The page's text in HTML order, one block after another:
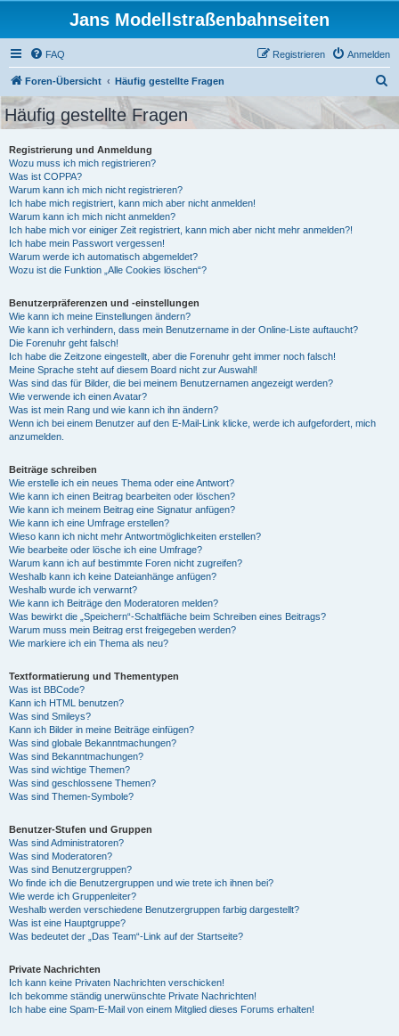
Jans Modellstraßenbahnseiten
FAQ Anmelden
Registrieren
Foren-Übersicht Häufig gestellte Fragen
c
Häufig gestellte Fragen
Registrierung und Anmeldung
Wozu muss ich mich registrieren?
Was ist COPPA?
Warum kann ich mich nicht registrieren?
Ich habe mich registriert, kann mich aber nicht anmelden!
Warum kann ich mich nicht anmelden?
Ich habe mich vor einiger Zeit registriert, kann mich aber nicht mehr anmelden?!
Ich habe mein Passwort vergessen!
Warum werde ich automatisch abgemeldet?
Wozu ist die Funktion „Alle Cookies löschen“?
Benutzerpräferenzen und -einstellungen
Wie kann ich meine Einstellungen ändern?
Wie kann ich verhindern, dass mein Benutzername in der Online-Liste auftaucht?
Die Forenuhr geht falsch!
Ich habe die Zeitzone eingestellt, aber die Forenuhr geht immer noch falsch!
Meine Sprache steht auf diesem Board nicht zur Auswahl!
Was sind das für Bilder, die bei meinem Benutzernamen angezeigt werden?
Wie verwende ich einen Avatar?
Was ist mein Rang und wie kann ich ihn ändern?
Wenn ich bei einem Benutzer auf den E-Mail-Link klicke, werde ich aufgefordert, mich
anzumelden.
Beiträge schreiben
Wie erstelle ich ein neues Thema oder eine Antwort?
Wie kann ich einen Beitrag bearbeiten oder löschen?
Wie kann ich meinem Beitrag eine Signatur anfügen?
Wie kann ich eine Umfrage erstellen?
Wieso kann ich nicht mehr Antwortmöglichkeiten erstellen?
Wie bearbeite oder lösche ich eine Umfrage?
Warum kann ich auf bestimmte Foren nicht zugreifen?
Weshalb kann ich keine Dateianhänge anfügen?
Weshalb wurde ich verwarnt?
Wie kann ich Beiträge den Moderatoren melden?
Was bewirkt die „Speichern“-Schaltfläche beim Schreiben eines Beitrags?
Warum muss mein Beitrag erst freigegeben werden?
Wie markiere ich ein Thema als neu?
Textformatierung und Thementypen
Was ist BBCode?
Kann ich HTML benutzen?
Was sind Smileys?
Kann ich Bilder in meine Beiträge einfügen?
Was sind globale Bekanntmachungen?
Was sind Bekanntmachungen?
Was sind wichtige Themen?
Was sind geschlossene Themen?
Was sind Themen-Symbole?
Benutzer-Stufen und Gruppen
Was sind Administratoren?
Was sind Moderatoren?
Was sind Benutzergruppen?
Wo finde ich die Benutzergruppen und wie trete ich ihnen bei?
Wie werde ich Gruppenleiter?
Weshalb werden verschiedene Benutzergruppen farbig dargestellt?
Was ist eine Hauptgruppe?
Was bedeutet der „Das Team“-Link auf der Startseite?
Private Nachrichten
Ich kann keine Privaten Nachrichten verschicken!
Ich bekomme ständig unerwünschte Private Nachrichten!
Ich habe eine Spam-E-Mail von einem Mitglied dieses Forums erhalten!